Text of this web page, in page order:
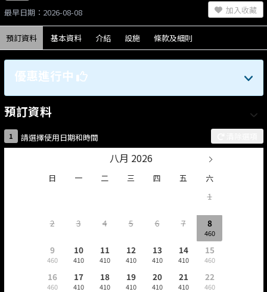
最早日期：2026-08-08
加入收藏
預訂資料 基本資料 介紹 設施 條款及細則
優惠進行中
預訂資料
1 請選擇使用日期和時間
八月 2026
日 一 二 三 四 五 六
1
2 3 4 5 6 7 8
460
9
460
10
410
11
410
12
410
13
410
14
410
15
460
16
460
17
410
18
410
19
410
20
410
21
410
22
460